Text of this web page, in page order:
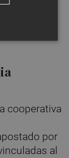
cooperativa
por
al